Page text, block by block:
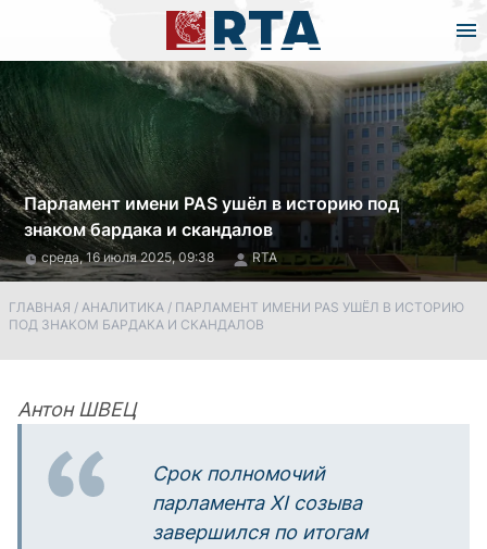
Парламент имени PAS ушёл в историю под
знаком бардака и скандалов
среда, 16 июля 2025, 09:38 RTA
ГЛАВНАЯ / АНАЛИТИКА / ПАРЛАМЕНТ ИМЕНИ PAS УШЁЛ В ИСТОРИЮ
ПОД ЗНАКОМ БАРДАКА И СКАНДАЛОВ
Антон ШВЕЦ
Срок полномочий
парламента XIсозыва
завершился по итогам